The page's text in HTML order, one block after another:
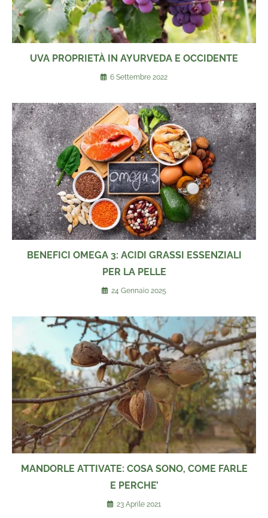
UVA PROPRIETÀ IN AYURVEDA E OCCIDENTE
6 Settembre 2022
BENEFICI OMEGA 3: ACIDI GRASSI ESSENZIALI
PER LA PELLE
24 Gennaio 2025
MANDORLE ATTIVATE: COSA SONO, COME FARLE
E PERCHE’
23 Aprile 2021